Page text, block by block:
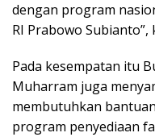
dengan program
RI Prabowo
Pada kesempatan itu
Muharram juga
membutuhkan
program penyediaan